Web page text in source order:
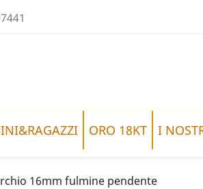
ORO 18KT I
16mm fulmine pendente